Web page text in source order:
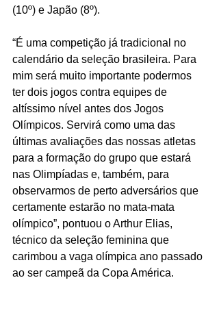
(10º) e Japão (8º).
“É uma competição já tradicional no
calendário da seleção brasileira. Para
mim será muito importante podermos
ter dois jogos contra equipes de
altíssimo nível antes dos Jogos
Olímpicos. Servirá como uma das
últimas avaliações das nossas atletas
para a formação do grupo que estará
nas Olimpíadas e, também, para
observarmos de perto adversários que
certamente estarão no mata-mata
olímpico”, pontuou o Arthur Elias,
técnico da seleção feminina que
carimbou a vaga olímpica ano passado
ao ser campeã da Copa América.